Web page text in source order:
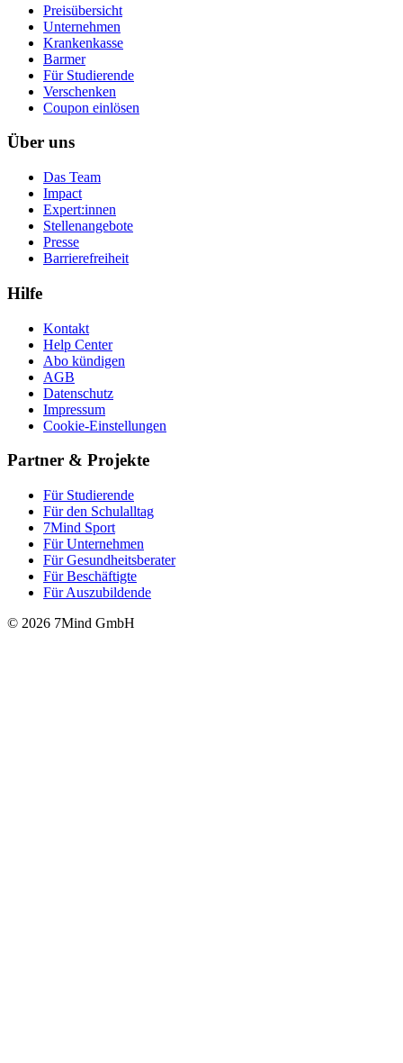
Preisübersicht
Unternehmen
Krankenkasse
Barmer
Für Studierende
Ver­schen­ken
Coupon einlösen
Über uns
Das Team
Impact
Expert:innen
Stellenangebote
Presse
Barrierefreiheit
Hilfe
Kontakt
Help Center
Abo kündigen
AGB
Datenschutz
Impressum
Cookie-Einstellungen
Partner & Projekte
Für Stu­die­rende
Für den Schulalltag
7Mind Sport
Für Unter­neh­men
Für Gesund­heits­be­ra­ter
Für Beschäftigte
Für Auszubildende
© 2026 7Mind GmbH